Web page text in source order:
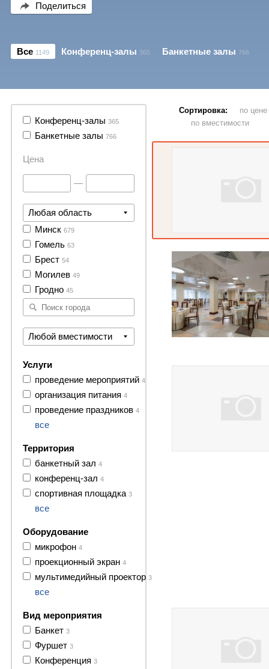
Поделиться
Все 1149 Конференц-залы 365 Банкетные залы 766
Конференц-залы 365
Банкетные залы 766
Цена
—
Любая область
Минск 679
Гомель 63
Брест 54
Могилев 49
Гродно 45
Любой вместимости
Услуги
проведение мероприятий 4
организация питания 4
проведение праздников 4
все
Территория
банкетный зал 4
конференц-зал 4
спортивная площадка 3
все
Оборудование
микрофон 4
проекционный экран 4
мультимедийный проектор 3
все
Вид мероприятия
Банкет 3
Фуршет 3
Конференция 3
Сортировка:
по цене
по вместимости